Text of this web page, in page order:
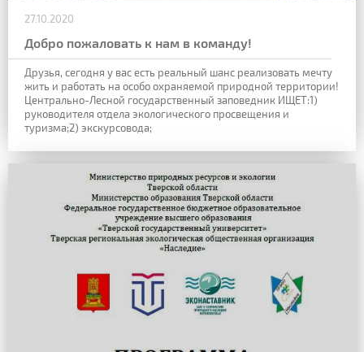
27.10.2020
Добро пожаловать к нам в команду!
Друзья, сегодня у вас есть реальный шанс реализовать мечту
жить и работать на особо охраняемой природной территории!
Центрально-Лесной государственный заповедник ИЩЕТ:1)
руководителя отдела экологического просвещения и
туризма;2) экскурсовода;